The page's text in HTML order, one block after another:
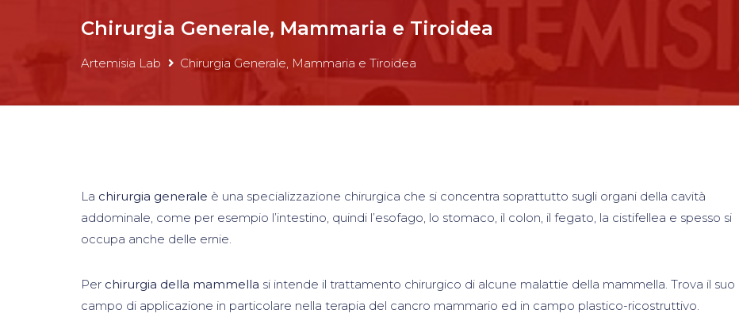
Chirurgia Generale, Mammaria e Tiroidea
Artemisia Lab Chirurgia Generale, Mammaria e Tiroidea
La chirurgia generale è una specializzazione chirurgica che si concentra soprattutto sugli organi della cavità
addominale, come per esempio l’intestino, quindi l’esofago, lo stomaco, il colon, il fegato, la cistifellea e spesso si
occupa anche delle ernie.
Per chirurgia della mammella si intende il trattamento chirurgico di alcune malattie della mammella. Trova il suo
campo di applicazione in particolare nella terapia del cancro mammario ed in campo plastico-ricostruttivo.